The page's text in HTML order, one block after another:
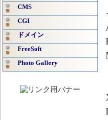
CMS
CGI
ドメイン
FreeSoft
Photo Gallery